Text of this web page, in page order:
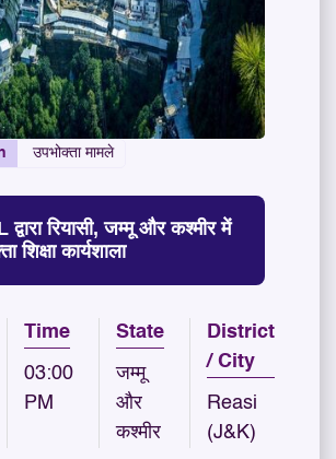
उपभोक्ता मामले
रियासी, जम्मू और कश्मीर में
शिक्षा कार्यशाला
Time
03:00
PM
State
जम्मू
और
कश्मीर
District
/ City
Reasi
(J&K)